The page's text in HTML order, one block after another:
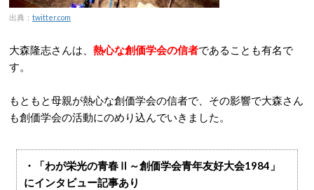
出典： twitter.com
大森隆志さんは、 熱心な創価学会の信者であることも有名で
す。
もともと母親が熱心な創価学会の信者で、その影響で大森さん
も創価学会の活動にのめり込んでいきました。
・「わが栄光の青春Ⅱ～創価学会青年友好大会1984」
にインタビュー記事あり